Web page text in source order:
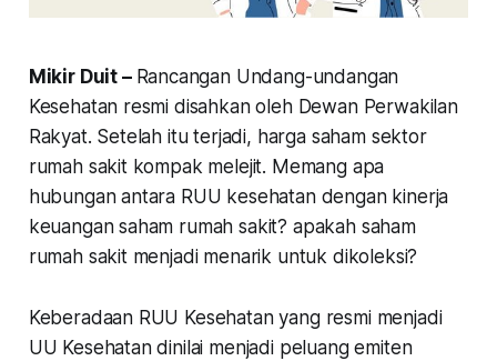
Mikir Duit – Rancangan Undang-undangan
Kesehatan resmi disahkan oleh Dewan Perwakilan
Rakyat. Setelah itu terjadi, harga saham sektor
rumah sakit kompak melejit. Memang apa
hubungan antara RUU kesehatan dengan kinerja
keuangan saham rumah sakit? apakah saham
rumah sakit menjadi menarik untuk dikoleksi?
Keberadaan RUU Kesehatan yang resmi menjadi
UU Kesehatan dinilai menjadi peluang emiten